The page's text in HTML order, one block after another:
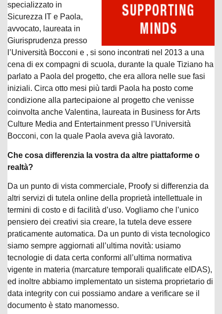
specializzato in
Sicurezza IT e Paola,
avvocato, laureata in
Giurisprudenza presso
l’Università Bocconi e , si sono incontrati nel 2013 a una
cena di ex compagni di scuola, durante la quale Tiziano ha
parlato a Paola del progetto, che era allora nelle sue fasi
iniziali. Circa otto mesi più tardi Paola ha posto come
condizione alla partecipaione al progetto che venisse
coinvolta anche Valentina, laureata in Business for Arts
Culture Media and Entertainment presso l’Università
Bocconi, con la quale Paola aveva già lavorato.
Che cosa differenzia la vostra da altre piattaforme o
realtà?
Da un punto di vista commerciale, Proofy si differenzia da
altri servizi di tutela online della proprietà intellettuale in
termini di costo e di facilità d’uso. Vogliamo che l’unico
pensiero dei creativi sia creare, la tutela deve essere
praticamente automatica. Da un punto di vista tecnologico
siamo sempre aggiornati all’ultima novità: usiamo
tecnologie di data certa conformi all’ultima normativa
vigente in materia (marcature temporali qualificate eIDAS),
ed inoltre abbiamo implementato un sistema proprietario di
data integrity con cui possiamo andare a verificare se il
documento è stato manomesso.